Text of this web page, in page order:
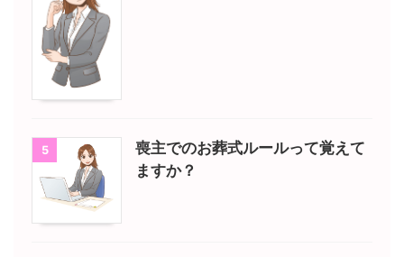
5
喪主でのお葬式ルールって覚えて
ますか？